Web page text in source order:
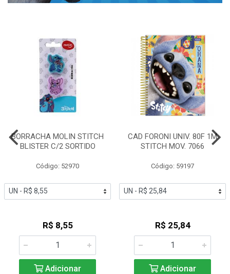
BORRACHA MOLIN STITCH
BLISTER C/2 SORTIDO
Código: 52970
R$ 8,55
Adicionar
CAD FORONI UNIV. 80F 1M
STITCH MOV. 7066
Código: 59197
R$ 25,84
Adicionar